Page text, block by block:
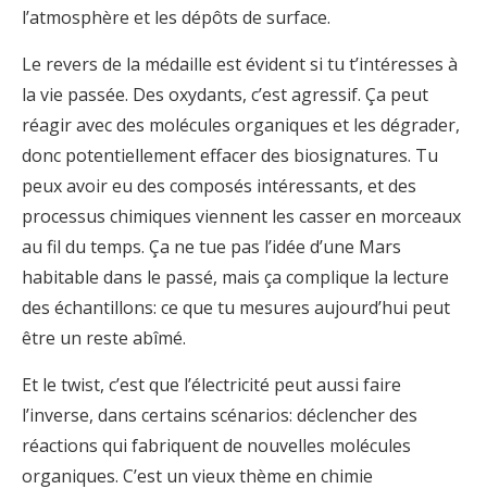
l’atmosphère et les dépôts de surface.
Le revers de la médaille est évident si tu t’intéresses à
la vie passée. Des oxydants, c’est agressif. Ça peut
réagir avec des molécules organiques et les dégrader,
donc potentiellement effacer des biosignatures. Tu
peux avoir eu des composés intéressants, et des
processus chimiques viennent les casser en morceaux
au fil du temps. Ça ne tue pas l’idée d’une Mars
habitable dans le passé, mais ça complique la lecture
des échantillons: ce que tu mesures aujourd’hui peut
être un reste abîmé.
Et le twist, c’est que l’électricité peut aussi faire
l’inverse, dans certains scénarios: déclencher des
réactions qui fabriquent de nouvelles molécules
organiques. C’est un vieux thème en chimie